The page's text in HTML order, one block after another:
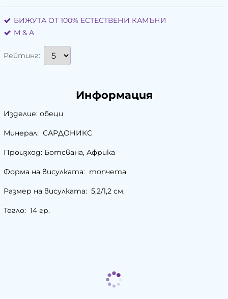
БИЖУТА ОТ 100% ЕСТЕСТВЕНИ КАМЪНИ
М & A
Рейтинг:
Информация
Изделие: обеци
Минерал: САРДОНИКС
Произход: Ботсвана, Африка
Форма на висулката: топчета
Размер на висулката: 5,2/1,2 см.
Тегло: 14 гр.